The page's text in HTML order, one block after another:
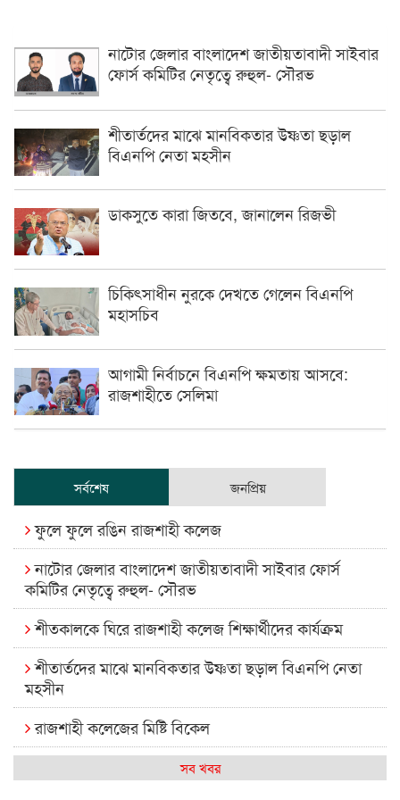
নাটোর জেলার বাংলাদেশ জাতীয়তাবাদী সাইবার
ফোর্স কমিটির নেতৃত্বে রুহুল- সৌরভ
শীতার্তদের মাঝে মানবিকতার উষ্ণতা ছড়াল
বিএনপি নেতা মহসীন
ডাকসুতে কারা জিতবে, জানালেন রিজভী
চিকিৎসাধীন ‍নুরকে দেখতে গেলেন বিএনপি
মহাসচিব
আগামী নির্বাচনে বিএনপি ক্ষমতায় আসবে:
রাজশাহীতে সেলিমা
সর্বশেষ জনপ্রিয়
ফুলে ফুলে রঙিন রাজশাহী কলেজ
নাটোর জেলার বাংলাদেশ জাতীয়তাবাদী সাইবার ফোর্স
কমিটির নেতৃত্বে রুহুল- সৌরভ
শীতকালকে ঘিরে রাজশাহী কলেজ শিক্ষার্থীদের কার্যক্রম
শীতার্তদের মাঝে মানবিকতার উষ্ণতা ছড়াল বিএনপি নেতা
মহসীন
রাজশাহী কলেজের মিষ্টি বিকেল
কেমন আছে আমাদের দেশের মধ্যবিত্তরা
সব খবর